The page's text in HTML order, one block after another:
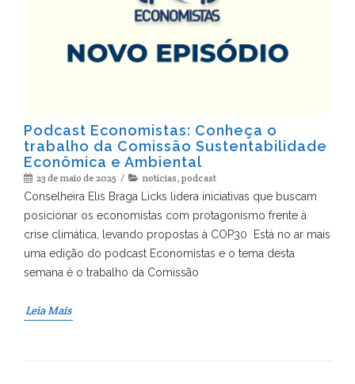
Podcast Economistas: Conheça o
trabalho da Comissão Sustentabilidade
Econômica e Ambiental
23 de maio de 2025 notícias, podcast
Conselheira Elis Braga Licks lidera iniciativas que buscam
posicionar os economistas com protagonismo frente à
crise climática, levando propostas à COP30 Está no ar mais
uma edição do podcast Economistas e o tema desta
semana é o trabalho da Comissão
Leia Mais